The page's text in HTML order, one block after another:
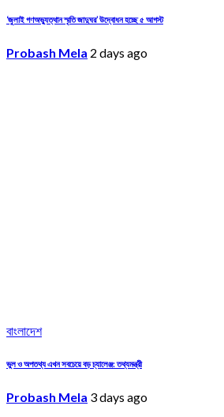
‘জুলাই গণঅভ্যুত্থান স্মৃতি জাদুঘর’ উদ্বোধন হচ্ছে ৫ আগস্ট
Probash Mela 2 days ago
বাংলাদেশ
ভুল ও অপতথ্য এখন সবচেয়ে বড় চ্যালেঞ্জ: তথ্যমন্ত্রী
Probash Mela 3 days ago